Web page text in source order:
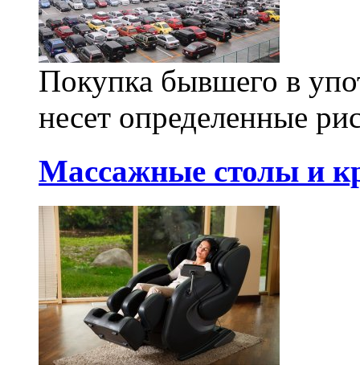
Покупка бывшего в
несет определенные
Массажные столы и